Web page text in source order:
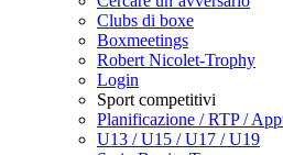
Clubs di boxe
Boxmeetings
Robert Nicolet-Trophy
Login
Sport competitivi
Planificazione / RTP /
U13 / U15 / U17 / U19